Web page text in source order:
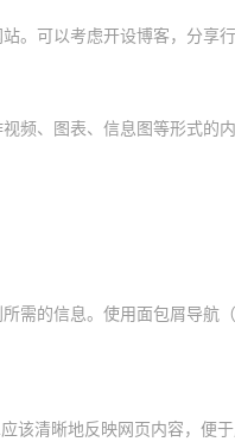
。可以考虑开设博客，分享
频、图表、信息图等形式的内
需的信息。使用面包屑导航
该清晰地反映网页内容，便于